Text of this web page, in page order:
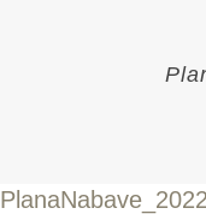
PlanaNabave_2022